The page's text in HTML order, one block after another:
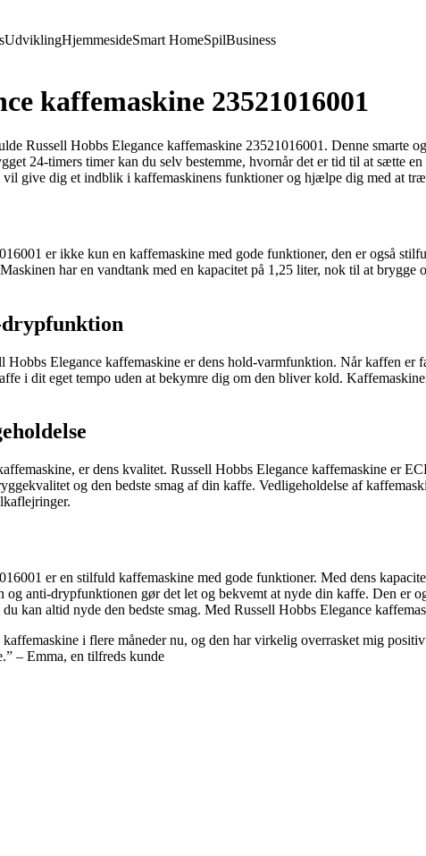
UdviklingHjemmesideSmart HomeSpilBusiness
kaffemaskine 23521016001
Russell Hobbs Elegance kaffemaskine 23521016001. Denne
24-timers timer kan du selv bestemme, hvornår det er tid til at sætte
give dig et indblik i kaffemaskinens funktioner og hjælpe dig med at
er ikke kun en kaffemaskine med gode funktioner, den er også
har en vandtank med en kapacitet på 1,25 liter, nok til at
Hobbs Elegance kaffemaskine er dens hold-varmfunktion. Når kaffen
i dit eget tempo uden at bekymre dig om den bliver kold.
er dens kvalitet. Russell Hobbs Elegance kaffemaskine er
og den bedste smag af din kaffe. Vedligeholdelse af
er en stilfuld kaffemaskine med gode funktioner. Med dens
anti-drypfunktionen gør det let og bekvemt at nyde din kaffe. Den er
kan altid nyde den bedste smag. Med Russell Hobbs Elegance
kaffemaskine i flere måneder nu, og den har virkelig overrasket mig
– Emma, en tilfreds kunde